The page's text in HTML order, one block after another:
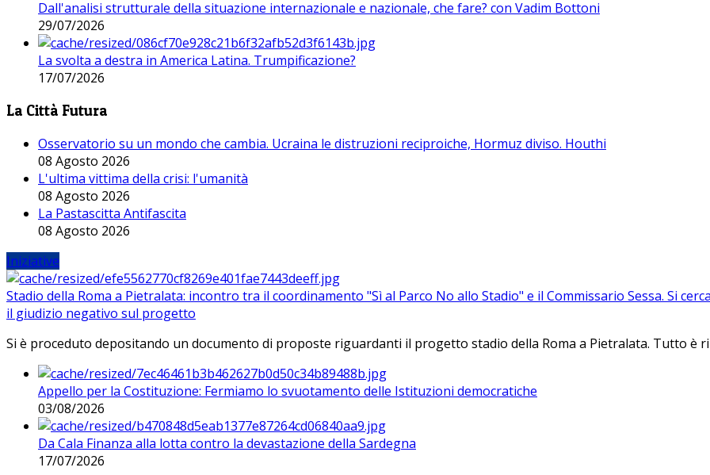
Dall'analisi strutturale della situazione internazionale e nazionale, che fare? con Vadim Bottoni
29/07/2026
La svolta a destra in America Latina. Trumpificazione?
17/07/2026
La Città Futura
Osservatorio su un mondo che cambia. Ucraina le distruzioni reciproiche, Hormuz diviso. Houthi
08 Agosto 2026
L'ultima vittima della crisi: l'umanità
08 Agosto 2026
La Pastascitta Antifascita
08 Agosto 2026
Iniziative
Stadio della Roma a Pietralata: incontro tra il coordinamento "Sì al Parco No allo Stadio" e il Commissario Sessa. Si
il giudizio negativo sul progetto
Si è proceduto depositando un documento di proposte riguardanti il progetto stadio della Roma a Pietralata. Tutto è
Appello per la Costituzione: Fermiamo lo svuotamento delle Istituzioni democratiche
03/08/2026
Da Cala Finanza alla lotta contro la devastazione della Sardegna
17/07/2026